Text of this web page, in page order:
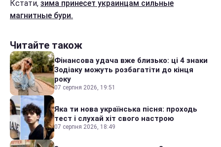
Кстати, зима принесет украинцам сильные
магнитные бури.
Читайте також
Фінансова удача вже близько: ці 4 знаки
Зодіаку можуть розбагатіти до кінця
року
07 серпня 2026, 19:51
Яка ти нова українська пісня: проходь
тест і слухай хіт свого настрою
07 серпня 2026, 18:49